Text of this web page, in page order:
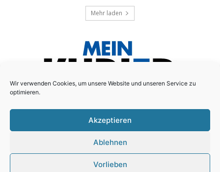
Wir verwenden Cookies, um unsere Website und unseren Service zu
optimieren.
Akzeptieren
Ablehnen
Vorlieben
Mehr laden
Schreiben Sie uns:redaktion@mein-kurier.ruhr